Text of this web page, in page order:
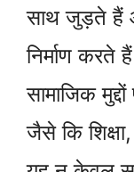
साथ जुड़ते हैं
निर्माण करते
सामाजिक
जैसे कि